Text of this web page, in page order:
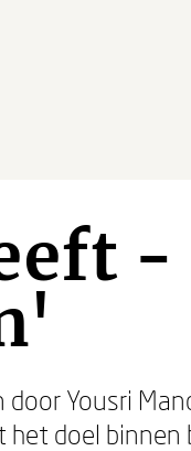
-
Yousri
het doel